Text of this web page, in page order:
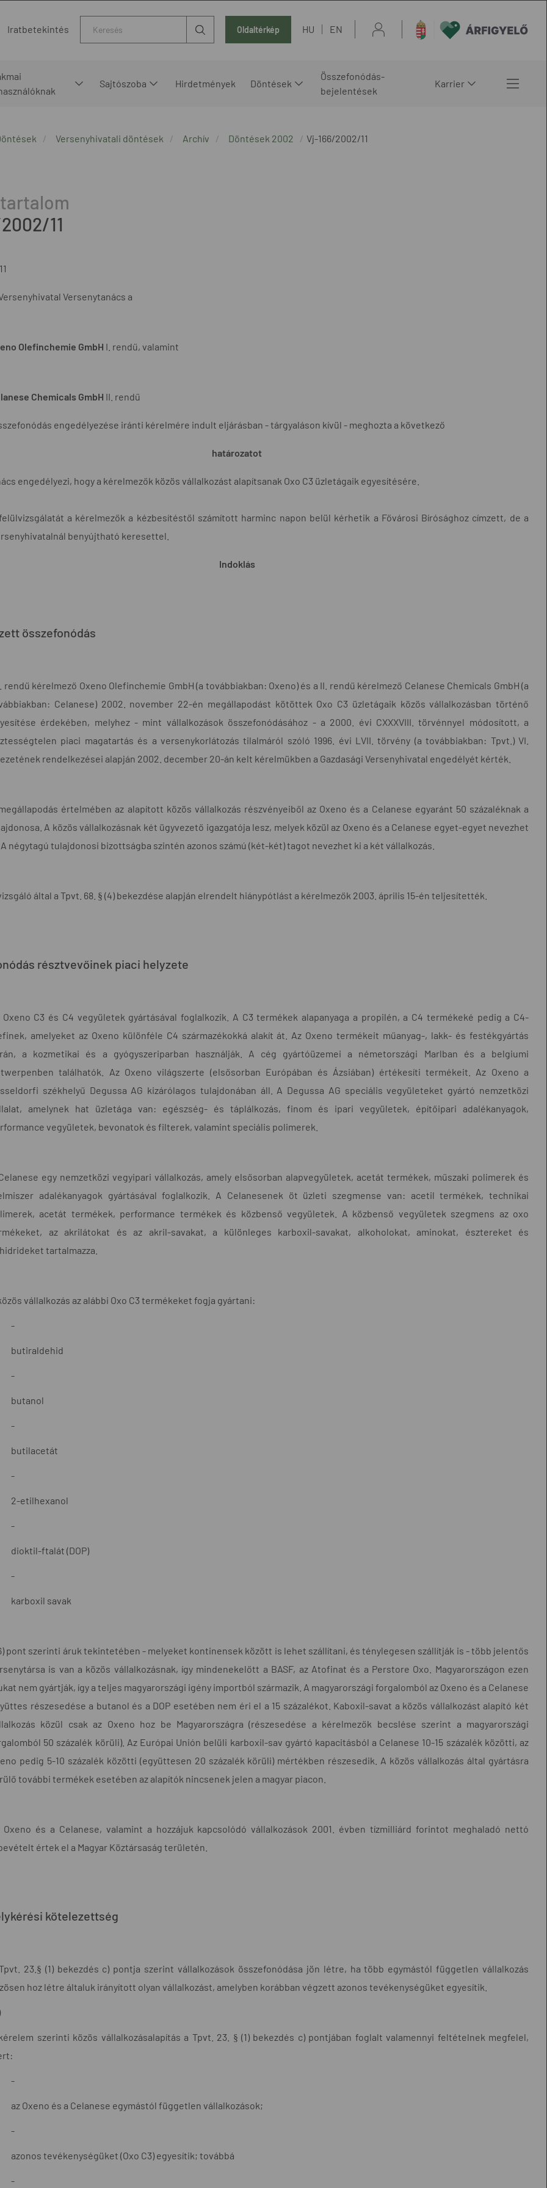
Iratbetekintés Oldaltérkép HU EN
Sajtószoba Hirdetmények Döntések
Összefonódás-
bejelentések
Karrier
Versenyhivatali döntések Archív Döntések 2002 Vj-166/2002/11
11
Versenytanács a
Olefinchemie GmbH I. rendű, valamint
Chemicals GmbH II. rendű
engedélyezése iránti kérelmére indult eljárásban - tárgyaláson kívül - meghozta a következő
határozatot
engedélyezi, hogy a kérelmezők közös vállalkozást alapítsanak Oxo C3 üzletágaik egyesítésére.
a kérelmezők a kézbesítéstől számított harminc napon belül kérhetik a Fővárosi Bírósághoz címzett, de a
benyújtható keresettel.
Indoklás
összefonódás
rendű kérelmező Oxeno Olefinchemie GmbH (a továbbiakban: Oxeno) és a II. rendű kérelmező Celanese Chemicals GmbH (a
Celanese) 2002. november 22-én megállapodást kötöttek Oxo C3 üzletágaik közös vállalkozásban történő
érdekében, melyhez - mint vállalkozások összefonódásához - a 2000. évi CXXXVIII. törvénnyel módosított, a
piaci magatartás és a versenykorlátozás tilalmáról szóló 1996. évi LVII. törvény (a továbbiakban: Tpvt.) VI.
rendelkezései alapján 2002. december 20-án kelt kérelmükben a Gazdasági Versenyhivatal engedélyét kérték.
értelmében az alapított közös vállalkozás részvényeiből az Oxeno és a Celanese egyaránt 50 százaléknak a
A közös vállalkozásnak két ügyvezető igazgatója lesz, melyek közül az Oxeno és a Celanese egyet-egyet nevezhet
négytagú tulajdonosi bizottságba szintén azonos számú (két-két) tagot nevezhet ki a két vállalkozás.
által a Tpvt. 68. § (4) bekezdése alapján elrendelt hiánypótlást a kérelmezők 2003. április 15-én teljesítették.
résztvevőinek piaci helyzete
Oxeno C3 és C4 vegyületek gyártásával foglalkozik. A C3 termékek alapanyaga a propilén, a C4 termékeké pedig a C4-
amelyeket az Oxeno különféle C4 származékokká alakít át. Az Oxeno termékeit műanyag-, lakk- és festékgyártás
a kozmetikai és a gyógyszeriparban használják. A cég gyártóüzemei a németországi Marlban és a belgiumi
találhatók. Az Oxeno világszerte (elsősorban Európában és Ázsiában) értékesíti termékeit. Az Oxeno a
székhelyű Degussa AG kizárólagos tulajdonában áll. A Degussa AG speciális vegyületeket gyártó nemzetközi
amelynek hat üzletága van: egészség- és táplálkozás, finom és ipari vegyületek, építőipari adalékanyagok,
vegyületek, bevonatok és filterek, valamint speciális polimerek.
egy nemzetközi vegyipari vállalkozás, amely elsősorban alapvegyületek, acetát termékek, műszaki polimerek és
adalékanyagok gyártásával foglalkozik. A Celanesenek öt üzleti szegmense van: acetil termékek, technikai
acetát termékek, performance termékek és közbenső vegyületek. A közbenső vegyületek szegmens az oxo
az akrilátokat és az akril-savakat, a különleges karboxil-savakat, alkoholokat, aminokat, észtereket és
tartalmazza.
vállalkozás az alábbi Oxo C3 termékeket fogja gyártani:
-
butiraldehid
-
butanol
-
butilacetát
-
2-etilhexanol
-
dioktil-ftalát (DOP)
-
karboxil savak
pont szerinti áruk tekintetében - melyeket kontinensek között is lehet szállítani, és ténylegesen szállítják is - több jelentős
is van a közös vállalkozásnak, így mindenekelőtt a BASF, az Atofinat és a Perstore Oxo. Magyarországon ezen
nem gyártják, így a teljes magyarországi igény importból származik. A magyarországi forgalomból az Oxeno és a Celanese
részesedése a butanol és a DOP esetében nem éri el a 15 százalékot. Kaboxil-savat a közös vállalkozást alapító két
közül csak az Oxeno hoz be Magyarországra (részesedése a kérelmezők becslése szerint a magyarországi
50 százalék körüli). Az Európai Unión belüli karboxil-sav gyártó kapacitásból a Celanese 10-15 százalék közötti, az
pedig 5-10 százalék közötti (együttesen 20 százalék körüli) mértékben részesedik. A közös vállalkozás által gyártásra
további termékek esetében az alapítók nincsenek jelen a magyar piacon.
Oxeno és a Celanese, valamint a hozzájuk kapcsolódó vállalkozások 2001. évben tízmilliárd forintot meghaladó nettó
értek el a Magyar Köztársaság területén.
kötelezettség
23.§ (1) bekezdés c) pontja szerint vállalkozások összefonódása jön létre, ha több egymástól független vállalkozás
hoz létre általuk irányított olyan vállalkozást, amelyben korábban végzett azonos tevékenységüket egyesítik.
szerinti közös vállalkozásalapítás a Tpvt. 23. § (1) bekezdés c) pontjában foglalt valamennyi feltételnek megfelel,
-
az Oxeno és a Celanese egymástól független vállalkozások;
-
azonos tevékenységüket (Oxo C3) egyesítik; továbbá
-